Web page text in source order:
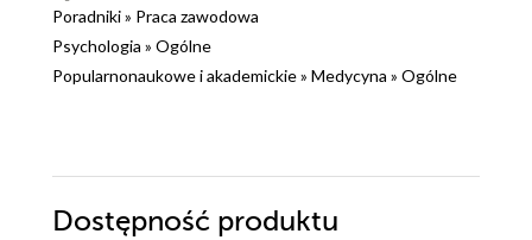
Poradniki» Praca zawodowa
Psychologia » Ogólne
Popularnonaukowe i akademickie» Medycyna » Ogólne
Dostępność produktu